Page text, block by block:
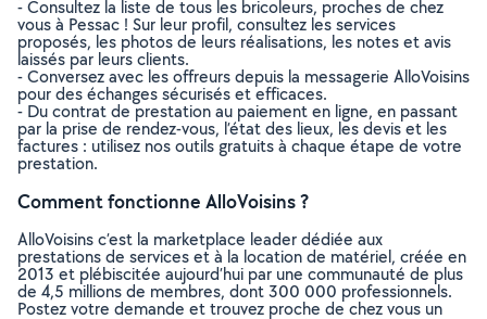
- Consultez la liste de tous les bricoleurs, proches de chez
vous à Pessac ! Sur leur profil, consultez les services
proposés, les photos de leurs réalisations, les notes et avis
laissés par leurs clients.
- Conversez avec les offreurs depuis la messagerie AlloVoisins
pour des échanges sécurisés et efficaces.
- Du contrat de prestation au paiement en ligne, en passant
par la prise de rendez-vous, l’état des lieux, les devis et les
factures : utilisez nos outils gratuits à chaque étape de votre
prestation.
Comment fonctionne AlloVoisins ?
AlloVoisins c’est la marketplace leader dédiée aux
prestations de services et à la location de matériel, créée en
2013 et plébiscitée aujourd’hui par une communauté de plus
de 4,5 millions de membres, dont 300 000 professionnels.
Postez votre demande et trouvez proche de chez vous un